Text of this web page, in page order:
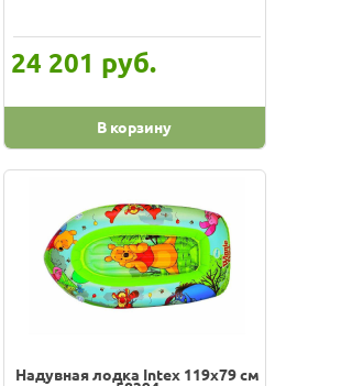
24 201 руб.
В корзину
Надувная лодка Intex 119х79 см